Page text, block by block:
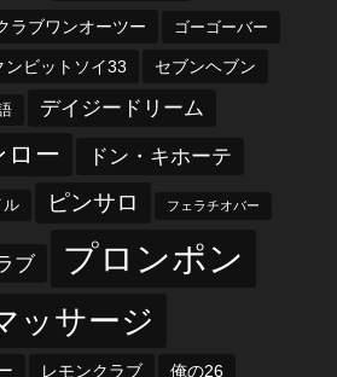
ラブワンオーツー ゴーゴーバー
ンビットソイ33 セブンヘブン
デイジードリーム
ロー ドン・キホーテ
ル ピンサロ フェラチオバー
ブ プロンポン
ッサージ
レモンクラブ 俺の26